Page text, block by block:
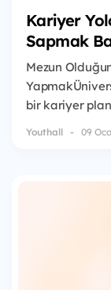
Kariyer
Sapmak
Mezun
bir kariyer
Youthall 09